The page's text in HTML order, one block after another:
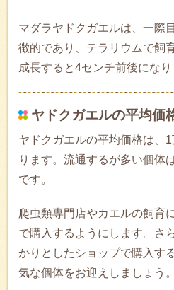
マダラヤドクガエルは、一際
徴的であり、テラリウムで飼
成長すると4センチ前後になり
ヤドクガエルの平均価
ヤドクガエルの平均価格は、
ります。流通するが多い個体
です。
爬虫類専門店やカエルの飼育
で購入するようにします。さ
かりとしたショップで購入す
気な個体をお迎えしましょう。